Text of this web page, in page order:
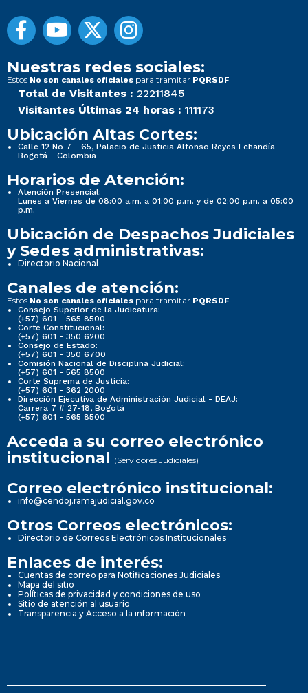
Nuestras redes sociales:
Estos No son canales oficiales para tramitar PQRSDF
Total de Visitantes : 22211845
Visitantes Últimas 24 horas : 111173
Ubicación Altas Cortes:
Calle 12 No 7 - 65, Palacio de Justicia Alfonso Reyes Echandía
Bogotá - Colombia
Horarios de Atención:
Atención Presencial:
Lunes a Viernes de 08:00 a.m. a 01:00 p.m. y de 02:00 p.m. a 05:00
p.m.
Ubicación de Despachos Judiciales
y Sedes administrativas:
Directorio Nacional
Canales de atención:
Estos No son canales oficiales para tramitar PQRSDF
Consejo Superior de la Judicatura:
(+57) 601 - 565 8500
Corte Constitucional:
(+57) 601 - 350 6200
Consejo de Estado:
(+57) 601 - 350 6700
Comisión Nacional de Disciplina Judicial:
(+57) 601 - 565 8500
Corte Suprema de Justicia:
(+57) 601 - 362 2000
Dirección Ejecutiva de Administración Judicial - DEAJ:
Carrera 7 # 27-18, Bogotá
(+57) 601 - 565 8500
Acceda a su correo electrónico
institucional (Servidores Judiciales)
Correo electrónico institucional:
info@cendoj.ramajudicial.gov.co
Otros Correos electrónicos:
Directorio de Correos Electrónicos Institucionales
Enlaces de interés:
Cuentas de correo para Notificaciones Judiciales
Mapa del sitio
Políticas de privacidad y condiciones de uso
Sitio de atención al usuario
Transparencia y Acceso a la información